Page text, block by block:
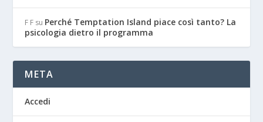
F F su Perché Temptation Island piace così tanto? La
psicologia dietro il programma
META
Accedi